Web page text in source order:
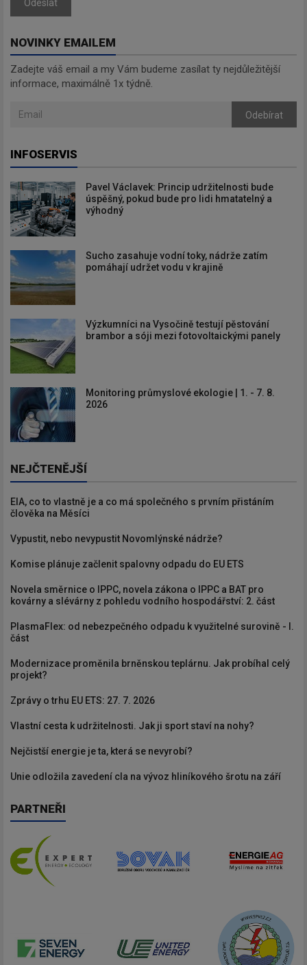
Odeslat
NOVINKY EMAILEM
Zadejte váš email a my Vám budeme zasílat ty nejdůležitější
informace, maximálně 1x týdně.
Odebírat
INFOSERVIS
Pavel Václavek: Princip udržitelnosti bude
úspěšný, pokud bude pro lidi hmatatelný a
výhodný
Sucho zasahuje vodní toky, nádrže zatím
pomáhají udržet vodu v krajině
Výzkumníci na Vysočině testují pěstování
brambor a sóji mezi fotovoltaickými panely
Monitoring průmyslové ekologie | 1. - 7. 8.
2026
NEJČTENĚJŠÍ
EIA, co to vlastně je a co má společného s prvním přistáním
člověka na Měsíci
Vypustit, nebo nevypustit Novomlýnské nádrže?
Komise plánuje začlenit spalovny odpadu do EU ETS
Novela směrnice o IPPC, novela zákona o IPPC a BAT pro
kovárny a slévárny z pohledu vodního hospodářství: 2. část
PlasmaFlex: od nebezpečného odpadu k využitelné surovině - I.
část
Modernizace proměnila brněnskou teplárnu. Jak probíhal celý
projekt?
Zprávy o trhu EU ETS: 27. 7. 2026
Vlastní cesta k udržitelnosti. Jak ji sport staví na nohy?
Nejčistší energie je ta, která se nevyrobí?
Unie odložila zavedení cla na vývoz hliníkového šrotu na září
PARTNEŘI